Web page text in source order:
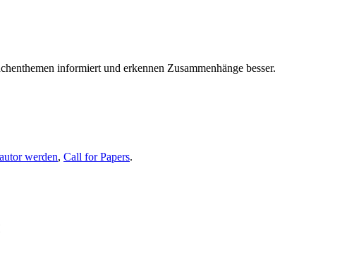
informiert und erkennen Zusammenhänge besser.
werden, Call for Papers.